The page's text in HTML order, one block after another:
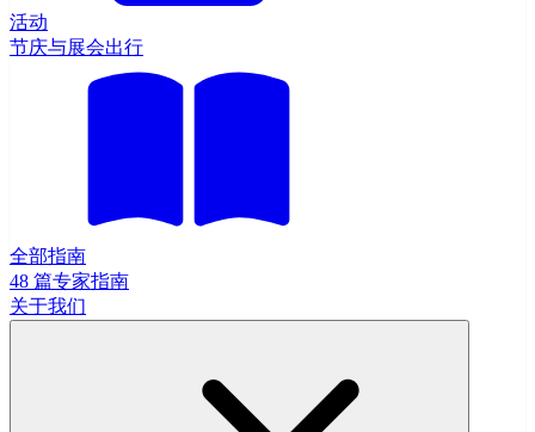
活动
节庆与展会出行
全部指南
48 篇专家指南
关于我们